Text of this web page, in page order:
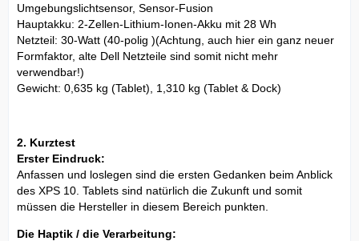
Umgebungslichtsensor, Sensor-Fusion
Hauptakku: 2-Zellen-Lithium-Ionen-Akku mit 28 Wh
Netzteil: 30-Watt (40-polig )(Achtung, auch hier ein ganz neuer
Formfaktor, alte Dell Netzteile sind somit nicht mehr
verwendbar!)
Gewicht: 0,635 kg (Tablet), 1,310 kg (Tablet & Dock)
2. Kurztest
Erster Eindruck:
Anfassen und loslegen sind die ersten Gedanken beim Anblick
des XPS 10. Tablets sind natürlich die Zukunft und somit
müssen die Hersteller in diesem Bereich punkten.
Die Haptik / die Verarbeitung: